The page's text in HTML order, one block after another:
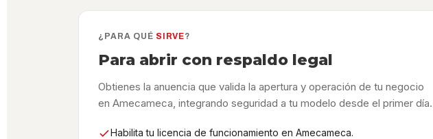
¿PARA QUÉ SIRVE?
Para abrir con respaldo legal
Obtienes la anuencia que valida la apertura y operación de tu negocio
en Amecameca, integrando seguridad a tu modelo desde el primer día.
Habilita tu licencia de funcionamiento en Amecameca.